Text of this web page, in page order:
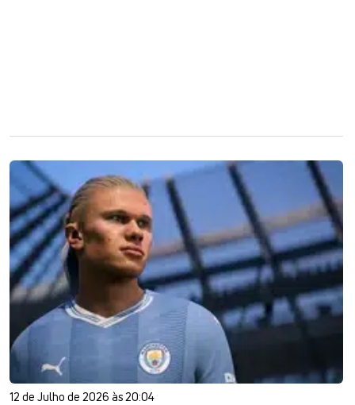
12 de Julho de 2026 às 20:04